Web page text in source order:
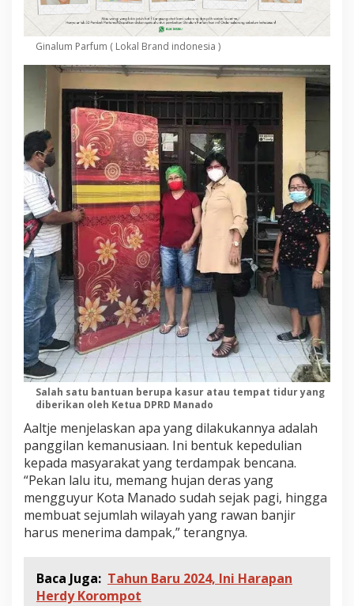
Ginalum Parfum ( Lokal Brand indonesia )
Salah satu bantuan berupa kasur atau tempat tidur yang
diberikan oleh Ketua DPRD Manado
Aaltje menjelaskan apa yang dilakukannya adalah
panggilan kemanusiaan. Ini bentuk kepedulian
kepada masyarakat yang terdampak bencana.
“Pekan lalu itu, memang hujan deras yang
mengguyur Kota Manado sudah sejak pagi, hingga
membuat sejumlah wilayah yang rawan banjir
harus menerima dampak,” terangnya.
Baca Juga: Tahun Baru 2024, Ini Harapan
Herdy Korompot